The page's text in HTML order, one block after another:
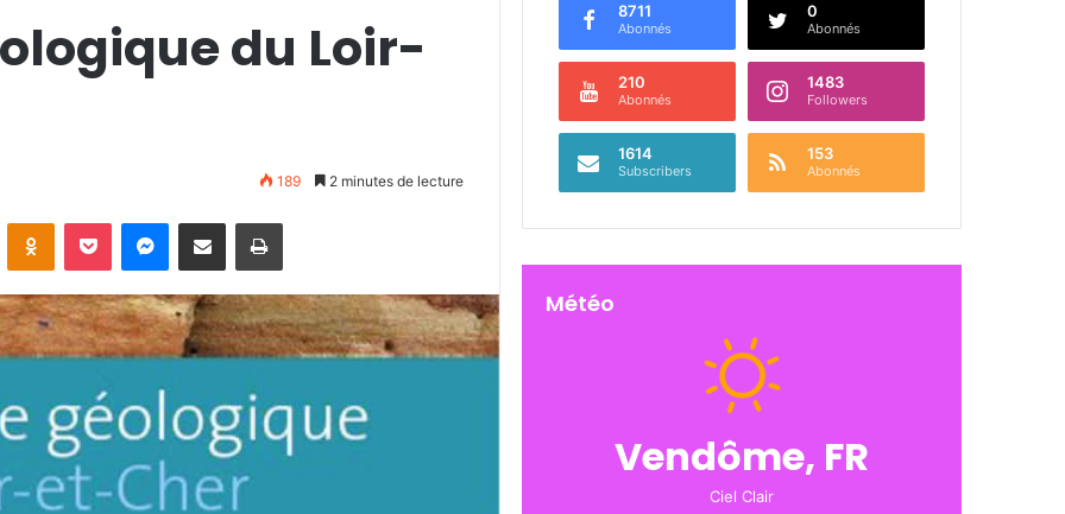
du Loir-
189 2 minutes de lecture
8711
Abonnés
0
Abonnés
210
Abonnés
1483
Followers
1614
Subscribers
153
Abonnés
Météo
Vendôme, FR
Ciel Clair